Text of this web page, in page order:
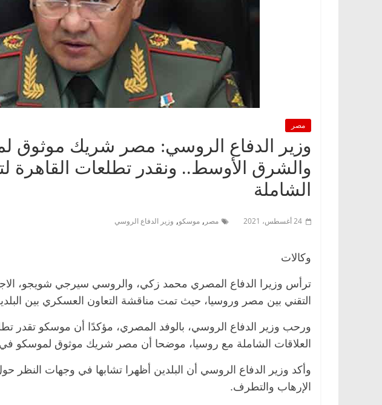
مصر
وزير الدفاع الروسي: مصر شريك موثوق
والشرق الأوسط.. ونقدر تطلعات القاهرة
الشاملة
24 أغسطس، 2021 مصر , موسكو, وزير الدفاع الروسي
وكالات
ترأس وزيرا الدفاع المصري محمد زكي، والروسي سيرجي شويجو،
التقني بين مصر وروسيا، حيث تمت مناقشة التعاون العسكري بين
ورحب وزير الدفاع الروسي، بالوفد المصري، مؤكدًا أن موسكو تقدر
العلاقات الشاملة مع روسيا، موضحا أن مصر شريك موثوق لموسكو
وأكد وزير الدفاع الروسي أن البلدين أظهرا تشابها في وجهات النظر
الإرهاب والتطرف.